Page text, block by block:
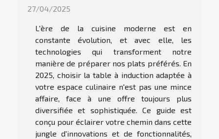
27/04/2025
L'ère de la cuisine moderne est en
constante évolution, et avec elle, les
technologies qui transforment notre
manière de préparer nos plats préférés. En
2025, choisir la table à induction adaptée à
votre espace culinaire n'est pas une mince
affaire, face à une offre toujours plus
diversifiée et sophistiquée. Ce guide est
conçu pour éclairer votre chemin dans cette
jungle d'innovations et de fonctionnalités,